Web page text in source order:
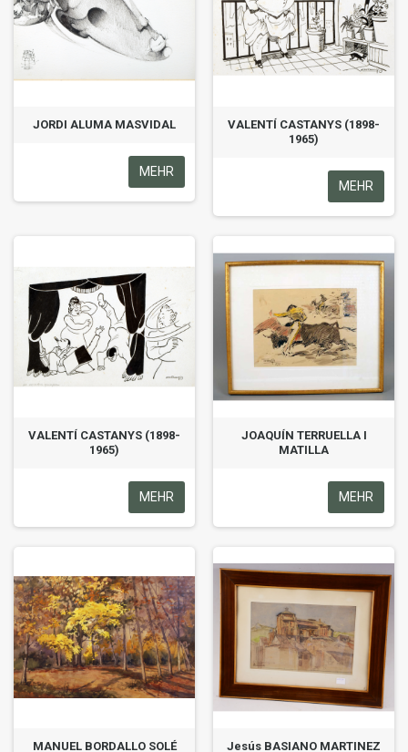
JORDI ALUMA MASVIDAL
MEHR
VALENTÍ CASTANYS (1898-
1965)
MEHR
VALENTÍ CASTANYS (1898-
1965)
MEHR
JOAQUÍN TERRUELLA I
MATILLA
MEHR
MANUEL BORDALLO SOLÉ
Jesús BASIANO MARTINEZ